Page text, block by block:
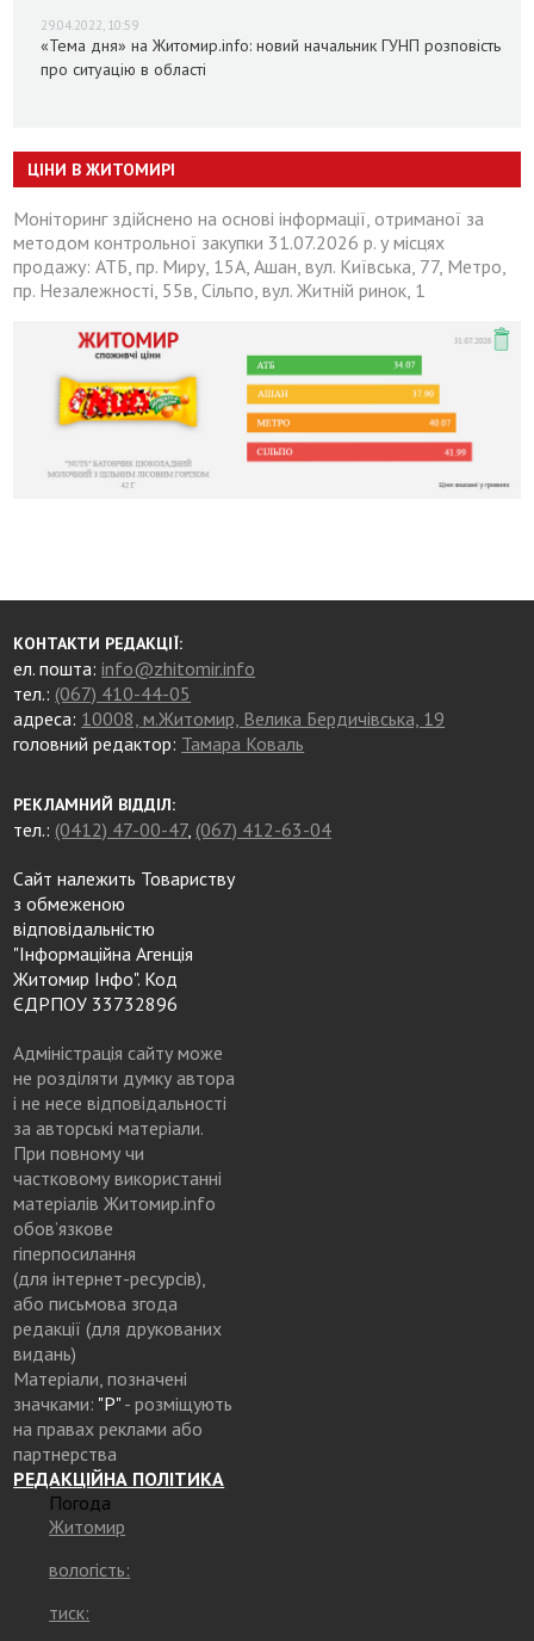
29.04.2022, 10:59
«Тема дня» на Житомир.info: новий начальник ГУНП розповість
про ситуацію в області
ЦІНИ В ЖИТОМИРІ
Моніторинг здійснено на основі інформації, отриманої за
методом контрольної закупки 31.07.2026 р. у місцях
продажу: АТБ, пр. Миру, 15А, Ашан, вул. Київська, 77, Метро,
пр. Незалежності, 55в, Сільпо, вул. Житній ринок, 1
КОНТАКТИ РЕДАКЦІЇ:
ел. пошта:info@zhitomir.info
тел.: (067) 410-44-05
адреса: 10008, м.Житомир, Велика Бердичівська, 19
головний редактор: Тамара Коваль
РЕКЛАМНИЙ ВІДДІЛ:
тел.: (0412) 47-00-47, (067) 412-63-04
Сайт належить Товариству
з обмеженою
відповідальністю
"Інформаційна Агенція
Житомир Інфо". Код
ЄДРПОУ 33732896
Адміністрація сайту може
не розділяти думку автора
і не несе відповідальності
за авторські матеріали.
При повному чи
частковому використанні
матеріалів Житомир.info
обов’язкове
гіперпосилання
(для інтернет-ресурсів),
або письмова згода
редакції (для друкованих
видань)
Матеріали, позначені
значками: "Р"- розміщують
на правах реклами або
партнерства
РЕДАКЦІЙНА ПОЛІТИКА
Погода
Житомир
вологість:
тиск: